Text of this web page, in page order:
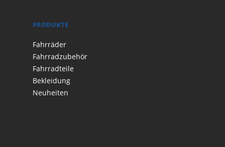
PRODUKTE
Fahrräder
Fahrradzubehör
Fahrradteile
Bekleidung
Neuheiten